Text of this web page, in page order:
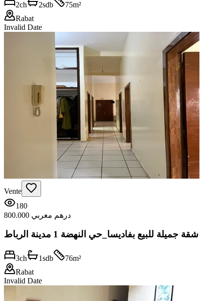
2ch 2sdb 75m²
Rabat
Invalid Date
Vente
180
800.000 درهم مغربي
شقة جميلة للبيع بفاديسا_حي النهضة 1 مدينة الرباط
3ch 1sdb 76m²
Rabat
Invalid Date